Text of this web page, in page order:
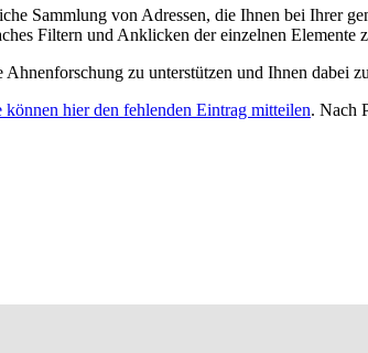
Sammlung von Adressen, die Ihnen bei Ihrer
Filtern und Anklicken der einzelnen Elemente
zu unterstützen und Ihnen dabei
können hier den fehlenden Eintrag mitteilen. Nach